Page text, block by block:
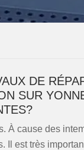
DE
SUR
À cause des
Il est très